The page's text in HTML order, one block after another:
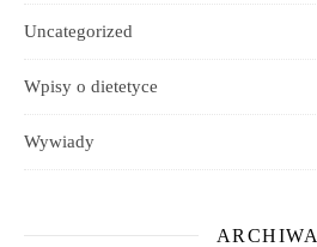
Uncategorized
Wpisy o dietetyce
Wywiady
ARCHIWA